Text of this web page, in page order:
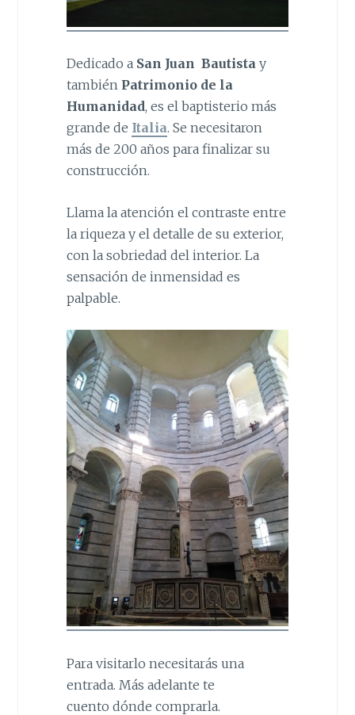
Dedicado a San Juan Bautistay
también Patrimonio de la
Humanidad, es el baptisterio más
grande de Italia. Se necesitaron
más de 200 años para finalizar su
construcción.
Llama la atención el contraste entre
la riqueza y el detalle de su exterior,
con la sobriedad del interior. La
sensación de inmensidad es
palpable.
Para visitarlo necesitarás una
entrada. Más adelante te
cuento dónde comprarla.